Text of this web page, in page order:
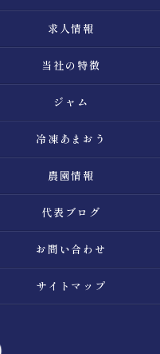
求人情報
当社の特徴
ジャム
冷凍あまおう
農園情報
代表ブログ
お問い合わせ
サイトマップ